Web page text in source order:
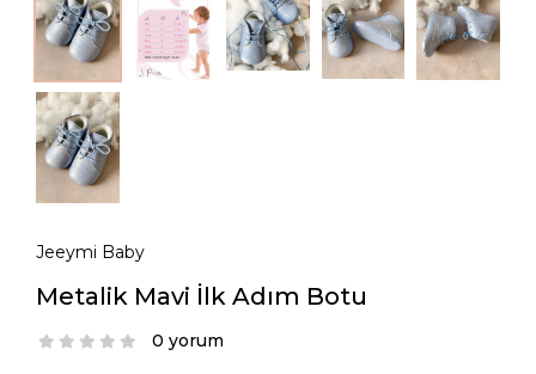
Jeeymi Baby
Metalik Mavi İlk Adım Botu
0 yorum